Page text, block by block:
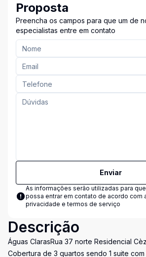
Proposta
Preencha os campos para que um de
especialistas entre em contato
Enviar
As informações serão utilizadas para
possa entrar em contato de acordo com
privacidade e termos de serviço
Descrição
Águas ClarasRua 37 norte Residencial
Cobertura de 3 quartos sendo 1 suite